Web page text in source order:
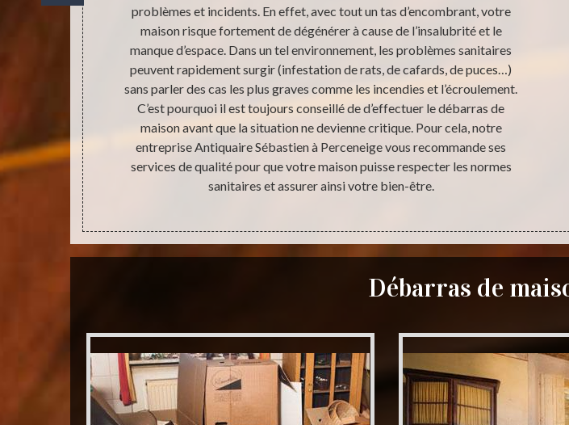
de
posséder.
problèmes et incidents. En effet, avec tout un tas d’encombrant, votre
maison risque fortement de dégénérer à cause de l’insalubrité et le
manque d’espace. Dans un tel environnement, les problèmes sanitaires
peuvent rapidement surgir (infestation de rats, de cafards, de puces…)
sans parler des cas les plus graves comme les incendies et l’écroulement.
C’est pourquoi il est toujours conseillé de d’effectuer le débarras de
maison avant que la situation ne devienne critique. Pour cela, notre
entreprise Antiquaire Sébastien à Perceneige vous recommande ses
services de qualité pour que votre maison puisse respecter les normes
sanitaires et assurer ainsi votre bien-être.
Débarras de